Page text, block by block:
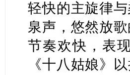
轻快的主旋律
泉声，悠然放
节奏欢快，表
《十八姑娘》